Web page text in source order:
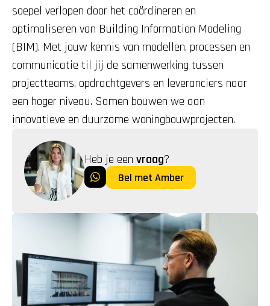
soepel verlopen door het coördineren en
optimaliseren van Building Information Modeling
(BIM). Met jouw kennis van modellen, processen en
communicatie til jij de samenwerking tussen
projectteams, opdrachtgevers en leveranciers naar
een hoger niveau. Samen bouwen we aan
innovatieve en duurzame woningbouwprojecten.
Heb je een vraag?
Bel met Amber